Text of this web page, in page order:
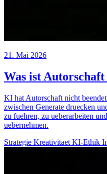
21. Mai 2026
Was ist
KI hat Autorschaft nicht
zwischen Generate druecken
zu fuehren, zu ueberarbeiten
uebernehmen.
Strategie Kreativitaet KI-Ethik